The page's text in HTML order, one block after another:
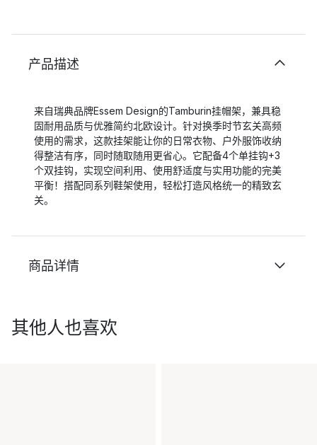
产品描述
来自瑞典品牌Essem Design的Tamburin挂帽架，兼具稳
固耐用品质与优雅简约北欧设计。针对换季时节玄关高频
使用的需求，这款挂架能让你的日常衣物、户外服饰收纳
得整洁有序，同时随取随用更省心。它配备4个单挂钩+3
个双挂钩，实现空间利用、使用舒适度与实用功能的完美
平衡！搭配同系列鞋架使用，轻松打造风格统一的精致玄
关。
商品详情
其他人也喜欢